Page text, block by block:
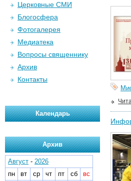
Церковные СМИ
Блогосфера
Фотогалерея
Медиатека
Вопросы священнику
Архив
Контакты
Календарь
Архив
Август - 2026
пн
вт ср чт пт сб
вс